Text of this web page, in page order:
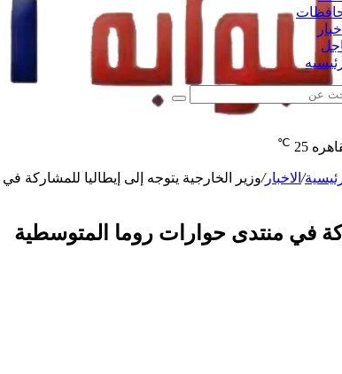
بحث
25
℃
/ الاخبار/وزير الخارجية يتوجه إلى إيطاليا للمشاركة
في منتدى حوارات روما المتوسطية